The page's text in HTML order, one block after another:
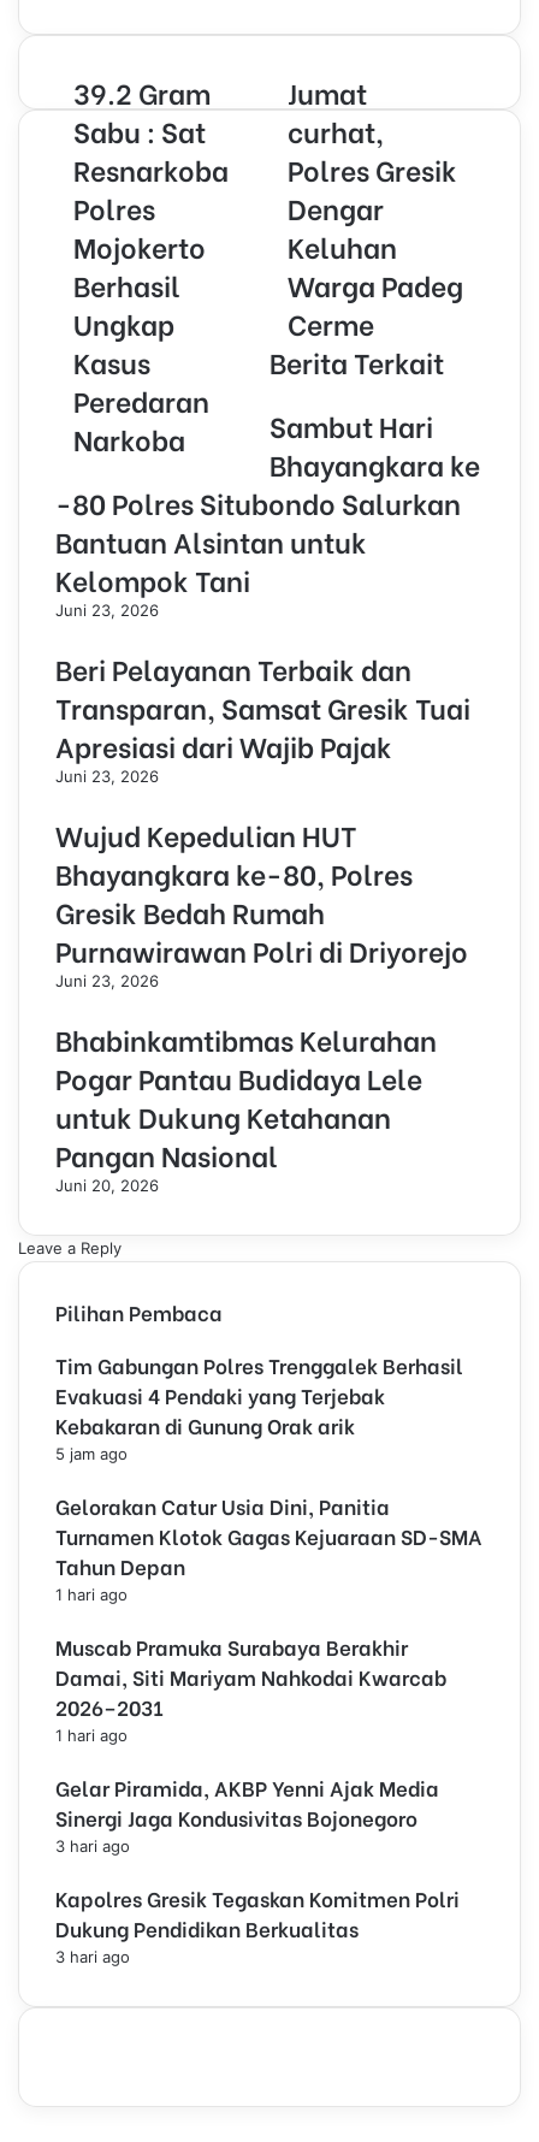
e
o 39.2 Gram
Sabu : Sat
Resnarkoba
Polres
Mojokerto
Berhasil
Ungkap
Kasus
Peredaran
Narkoba
Jumat
curhat,
Polres Gresik
Dengar
Keluhan
Warga Padeg
Cerme
Berita Terkait
Sambut Hari
Bhayangkara ke
-80 Polres Situbondo Salurkan
Bantuan Alsintan untuk
Kelompok Tani
Juni 23, 2026
Beri Pelayanan Terbaik dan
Transparan, Samsat Gresik Tuai
Apresiasi dari Wajib Pajak
Juni 23, 2026
Wujud Kepedulian HUT
Bhayangkara ke-80, Polres
Gresik Bedah Rumah
Purnawirawan Polri di Driyorejo
Juni 23, 2026
Bhabinkamtibmas Kelurahan
Pogar Pantau Budidaya Lele
untuk Dukung Ketahanan
Pangan Nasional
Juni 20, 2026
Leave a Reply
Pilihan Pembaca
Tim Gabungan Polres Trenggalek Berhasil
Evakuasi 4 Pendaki yang Terjebak
Kebakaran di Gunung Orak arik
5 jam ago
Gelorakan Catur Usia Dini, Panitia
Turnamen Klotok Gagas Kejuaraan SD-SMA
Tahun Depan
1 hari ago
Muscab Pramuka Surabaya Berakhir
Damai, Siti Mariyam Nahkodai Kwarcab
2026–2031
1 hari ago
Gelar Piramida, AKBP Yenni Ajak Media
Sinergi Jaga Kondusivitas Bojonegoro
3 hari ago
Kapolres Gresik Tegaskan Komitmen Polri
Dukung Pendidikan Berkualitas
3 hari ago